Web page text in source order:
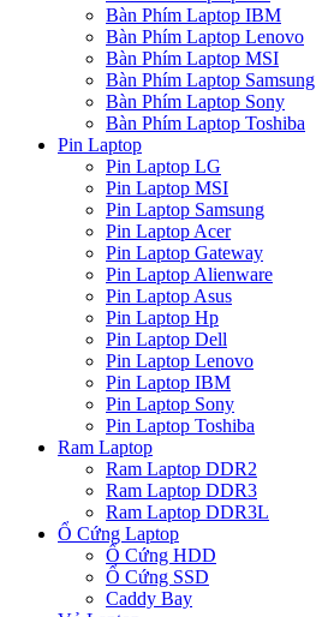
Bàn Phím Laptop IBM
Bàn Phím Laptop Lenovo
Bàn Phím Laptop MSI
Bàn Phím Laptop Samsung
Bàn Phím Laptop Sony
Bàn Phím Laptop Toshiba
Pin Laptop
Pin Laptop LG
Pin Laptop MSI
Pin Laptop Samsung
Pin Laptop Acer
Pin Laptop Gateway
Pin Laptop Alienware
Pin Laptop Asus
Pin Laptop Hp
Pin Laptop Dell
Pin Laptop Lenovo
Pin Laptop IBM
Pin Laptop Sony
Pin Laptop Toshiba
Ram Laptop
Ram Laptop DDR2
Ram Laptop DDR3
Ram Laptop DDR3L
Ổ Cứng Laptop
Ổ Cứng HDD
Ổ Cứng SSD
Caddy Bay